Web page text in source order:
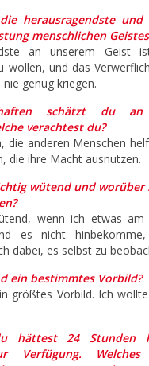
herausragendste
menschlichen
an unserem Geist
wollen, und das
genug kriegen.
schätzt du an
verachtest du?
die anderen Menschen
die ihre Macht ausnutzen.
wütend und worüber
wenn ich etwas am
es nicht
dabei, es selbst zu
ein bestimmtes Vorbild?
größtes Vorbild. Ich
hättest 24 Stunden
Verfügung. Welches